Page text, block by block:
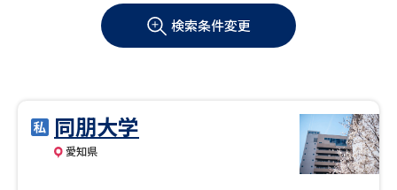
専門学校の資料請求 大学院の資料請求
大学入学共通テスト「受験案
検索条件変更
同朋大学
愛知県